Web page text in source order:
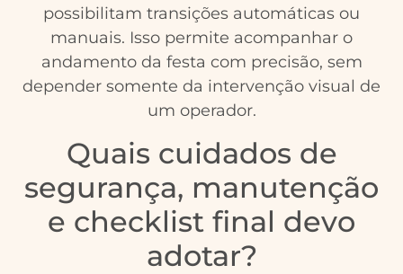
possibilitam transições automáticas ou
manuais. Isso permite acompanhar o
andamento da festa com precisão, sem
depender somente da intervenção visual de
um operador.
Quais cuidados de
segurança, manutenção
e checklist final devo
adotar?